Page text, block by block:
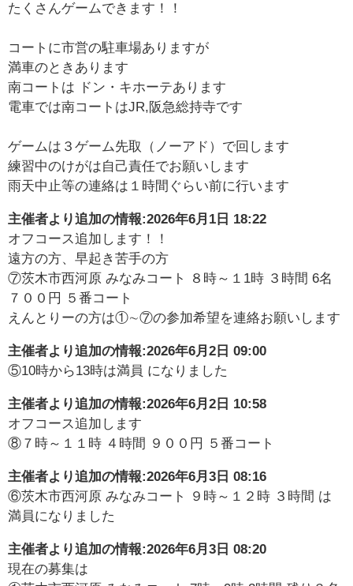
たくさんゲームできます！！
コートに市営の駐車場ありますが
満車のときあります
南コートは ドン・キホーテあります
電車では南コートはJR,阪急総持寺です
ゲームは３ゲーム先取（ノーアド）で回します
練習中のけがは自己責任でお願いします
雨天中止等の連絡は１時間ぐらい前に行います
主催者より追加の情報:2026年6月1日 18:22
オフコース追加します！！
遠方の方、早起き苦手の方
⑦茨木市西河原 みなみコート ８時～１1時 ３時間 6名
７００円 ５番コート
えんとりーの方は①∼⑦の参加希望を連絡お願いします
主催者より追加の情報:2026年6月2日 09:00
⑤10時から13時は満員 になりました
主催者より追加の情報:2026年6月2日 10:58
オフコース追加します
⑧７時～１１時 ４時間 ９００円 ５番コート
主催者より追加の情報:2026年6月3日 08:16
⑥茨木市西河原 みなみコート ９時～１２時 ３時間 は
満員になりました
主催者より追加の情報:2026年6月3日 08:20
現在の募集は